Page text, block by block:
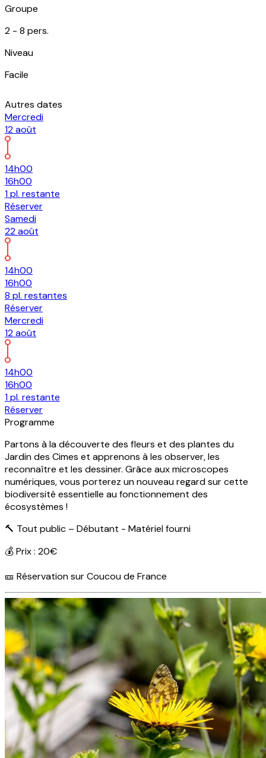
Groupe
2 - 8 pers.
Niveau
Facile
Autres dates
Mercredi
12août
14h00
16h00
1pl. restante
Réserver
Samedi
22août
14h00
16h00
8 pl. restantes
Réserver
Mercredi
12août
14h00
16h00
1pl. restante
Réserver
Programme
Partons à la découverte des fleurs et des plantes du
Jardin des Cimes et apprenons à les observer, les
reconnaître et les dessiner. Grâce aux microscopes
numériques, vous porterez un nouveau regard sur cette
biodiversité essentielle au fonctionnement des
écosystèmes !
🔨 Tout public – Débutant - Matériel fourni
💰 Prix : 20€
🎫 Réservation sur Coucou de France